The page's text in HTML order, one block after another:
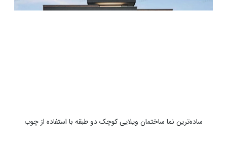
ساده‌ترین نما ساختمان ویلایی کوچک دو طبقه با استفاده از چوب